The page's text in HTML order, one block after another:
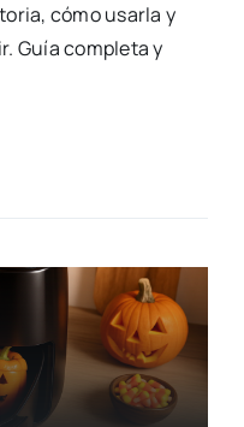
cómo usarla y
Guía completa y